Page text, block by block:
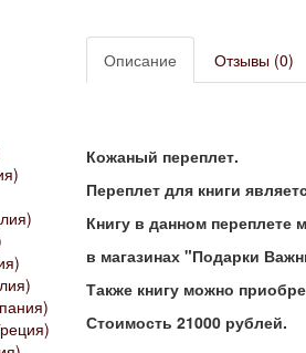
Описание
Отзывы (0)
Кожаный переплет.
Переплет для книги
Книгу в данном переплете
в магазинах "Подарки
Также книгу можно
Стоимость 21000 рублей.